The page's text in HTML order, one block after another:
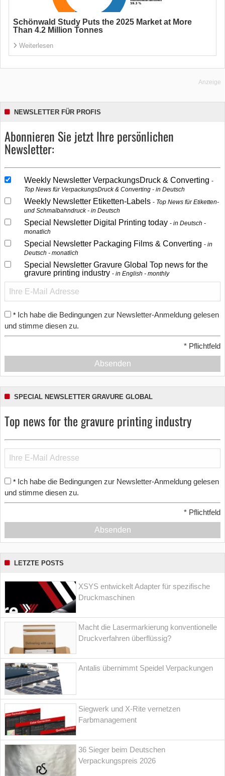
Schönwald Study Puts the 2025 Market at More
Than 4.2 Million Tonnes
Weiterlesen
Anzeige
NEWSLETTER FÜR PROFIS
Abonnieren Sie jetzt Ihre persönlichen
Newsletter:
Weekly Newsletter VerpackungsDruck & Converting
Top News für VerpackungsDruck & Converting - in Deutsch
Weekly Newsletter Etiketten-Labels
Top News für Etiketten-
und Schmalbahndruck - in Deutsch
Special Newsletter Digital Printing today
in Deutsch -
monatlich
Special Newsletter Packaging Films & Converting
in
Deutsch - monatlich
Special Newsletter Gravure Global Top news for the
gravure printing industry
in English - monthly
* Ich habe die Bedingungen zur Newsletter-Anmeldung gelesen
und stimme diesen zu.
* Pflichtfeld
Absenden
SPECIAL NEWSLETTER GRAVURE GLOBAL
Top news for the gravure printing industry
* Ich habe die Bedingungen zur Newsletter-Anmeldung gelesen
und stimme diesen zu.
* Pflichtfeld
Absenden
LETZTE POSTS
XSYS entwickelt Adapter für spezifische
Druckmaschinen
Macht die Lasermarkierung konventionelle
Druckverfahren überflüssig?
Antalis übernimmt Speidel Verpackungen
Siegwerk und X-Rite vernetzen
Farbmanagement
36 Sieger beim Deutschen
Verpackungspreis 2026